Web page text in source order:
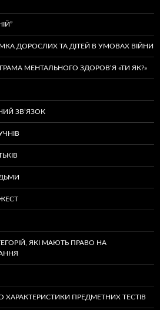
ДОРОСЛИХ ТА ДІТЕЙ В УМОВАХ ВІЙНИ
МЕНТАЛЬНОГО ЗДОРОВ’Я «ТИ ЯК?»
ЗВ’ЯЗОК
ЯКІ МАЮТЬ ПРАВО НА
ХАРАКТЕРИСТИКИ ПРЕДМЕТНИХ ТЕСТІВ